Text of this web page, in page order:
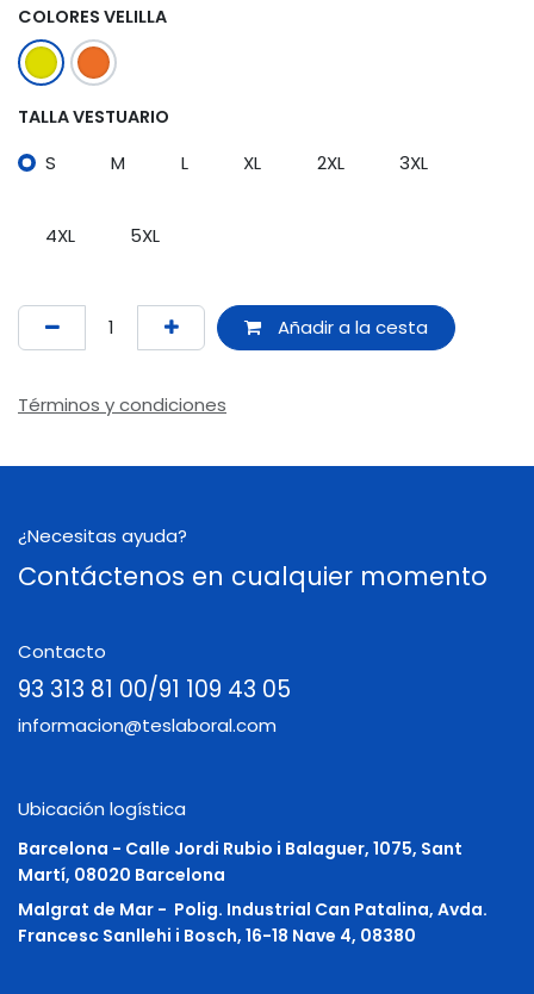
COLORES VELILLA
TALLA VESTUARIO
S M L XL 2XL 3XL
4XL 5XL
Añadir a la cesta
Términos y condiciones
¿Necesitas ayuda?
Contáctenos en cualquier momento
Contacto
93 313 81 00/91 109 43 05
informacion@teslaboral.com
Ubicación logística
Barcelona - Calle Jordi Rubio i Balaguer, 1075, Sant
Martí, 08020 Barcelona
Malgrat de Mar - Polig. Industrial Can Patalina, Avda.
Francesc Sanllehi i Bosch, 16-18 Nave 4, 08380